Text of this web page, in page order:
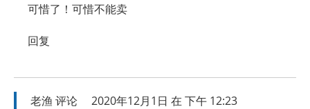
可惜了！可惜不能卖
回复
老渔 评论 2020年12月1日 在 下午 12:23